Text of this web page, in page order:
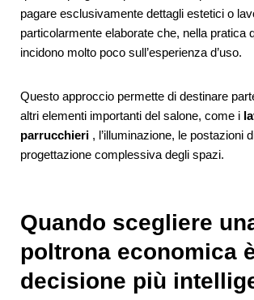
pagare esclusivamente dettagli estetici o
particolarmente elaborate che, nella pratica
incidono molto poco sull’esperienza d’uso.
Questo approccio permette di destinare
altri elementi importanti del salone, come i
parrucchieri , l’illuminazione, le postazioni
progettazione complessiva degli spazi.
Quando scegliere
poltrona economica
decisione più